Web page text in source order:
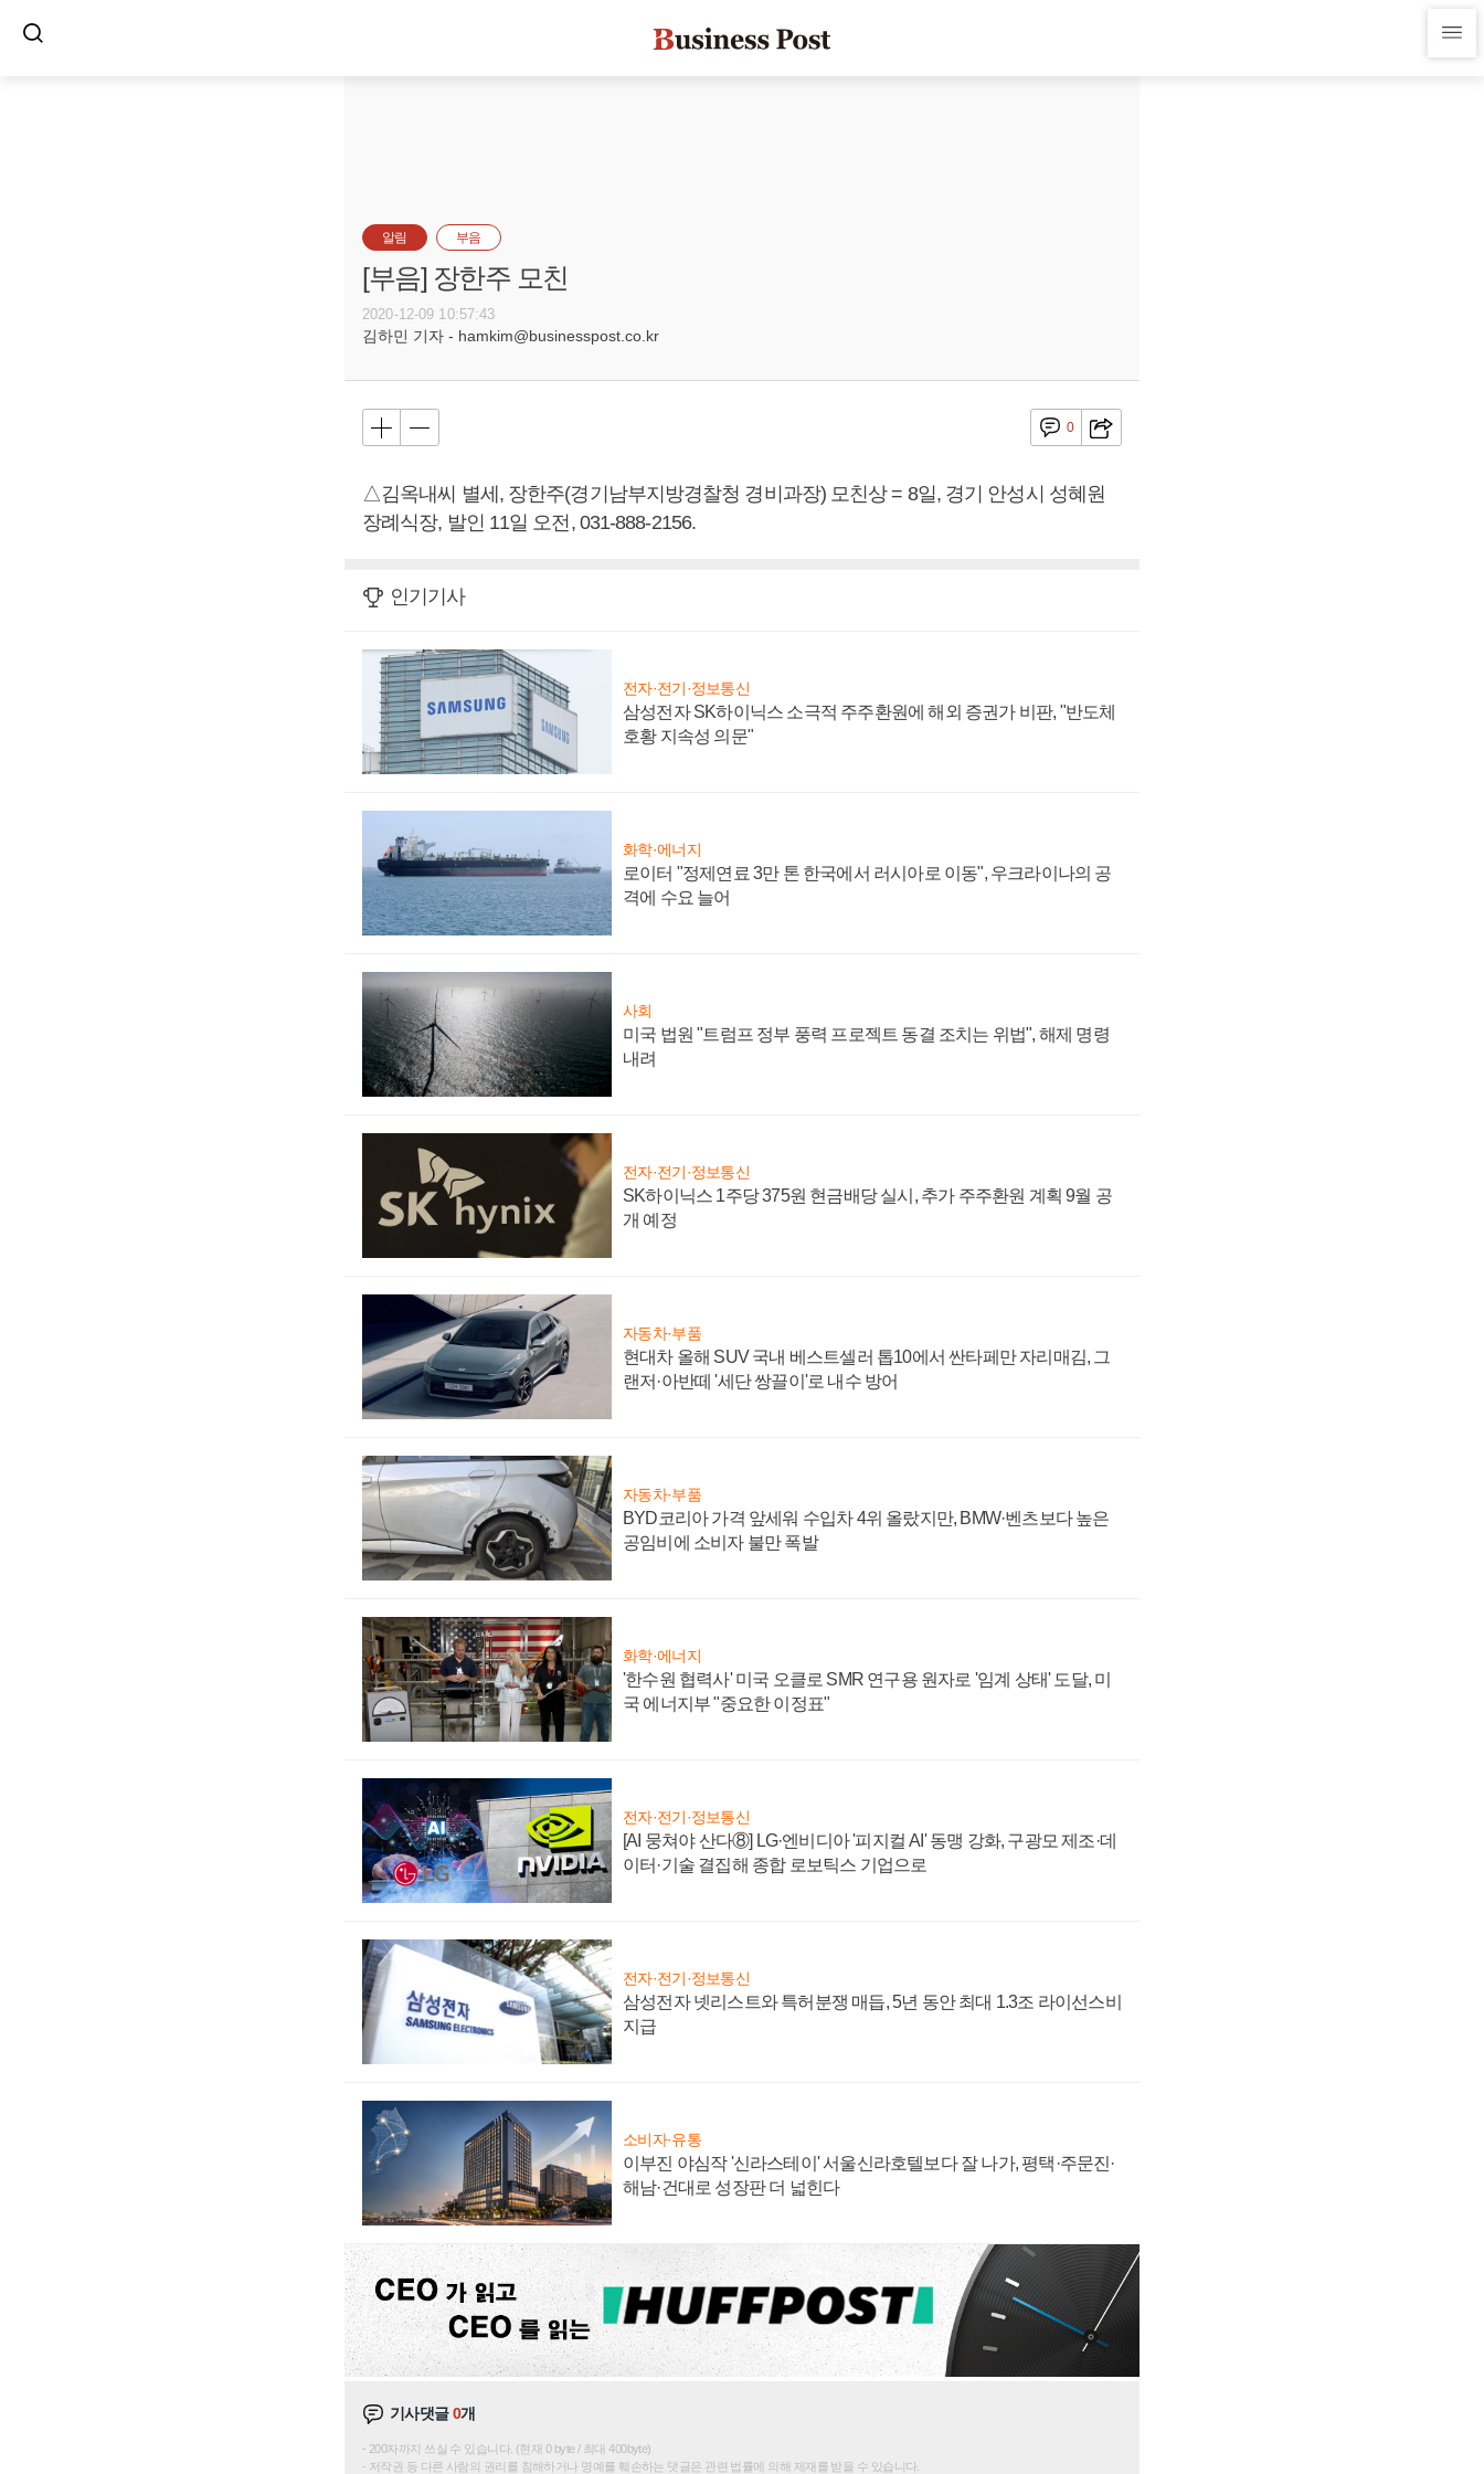
알림 부음
[부음] 장한주 모친
2020-12-09 10:57:43
김하민 기자 - hamkim@businesspost.co.kr
0
△김옥내씨 별세, 장한주(경기남부지방경찰청 경비과장) 모친상 = 8일, 경기 안성시 성혜원
장례식장, 발인 11일 오전, 031-888-2156.
인기기사
전자·전기·정보통신
삼성전자 SK하이닉스 소극적 주주환원에 해외 증권가 비판, "반도체
호황 지속성 의문"
화학·에너지
로이터 "정제연료 3만 톤 한국에서 러시아로 이동", 우크라이나의 공
격에 수요 늘어
사회
미국 법원 "트럼프 정부 풍력 프로젝트 동결 조치는 위법", 해제 명령
내려
전자·전기·정보통신
SK하이닉스 1주당 375원 현금배당 실시, 추가 주주환원 계획 9월 공
개 예정
자동차·부품
현대차 올해 SUV 국내 베스트셀러 톱10에서 싼타페만 자리매김, 그
랜저·아반떼 '세단 쌍끌이'로 내수 방어
자동차·부품
BYD코리아 가격 앞세워 수입차 4위 올랐지만, BMW·벤츠보다 높은
공임비에 소비자 불만 폭발
화학·에너지
'한수원 협력사' 미국 오클로 SMR 연구용 원자로 '임계 상태' 도달, 미
국 에너지부 "중요한 이정표"
전자·전기·정보통신
[AI 뭉쳐야 산다⑧] LG·엔비디아 '피지컬 AI' 동맹 강화, 구광모 제조·데
이터·기술 결집해 종합 로보틱스 기업으로
전자·전기·정보통신
삼성전자 넷리스트와 특허분쟁 매듭, 5년 동안 최대 1.3조 라이선스비
지급
소비자·유통
이부진 야심작 '신라스테이' 서울신라호텔보다 잘 나가, 평택·주문진·
해남·건대로 성장판 더 넓힌다
기사댓글0개
200자까지 쓰실 수 있습니다. (현재 0 byte / 최대 400byte)
저작권 등 다른 사람의 권리를 침해하거나 명예를 훼손하는 댓글은 관련 법률에 의해 제재를 받을 수 있습니다.